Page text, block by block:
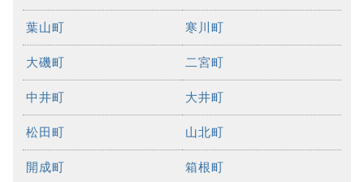
葉山町 寒川町
大磯町 二宮町
中井町 大井町
松田町 山北町
開成町 箱根町